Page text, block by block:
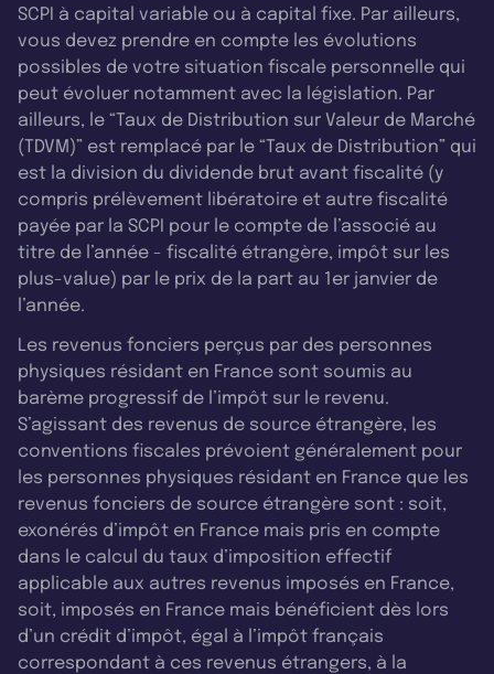
SCPI à capital variable ou à capital fixe. Par ailleurs,
vous devez prendre en compte les évolutions
possibles de votre situation fiscale personnelle qui
peut évoluer notamment avec la législation. Par
ailleurs, le “Taux de Distribution sur Valeur de Marché
(TDVM)” est remplacé par le “Taux de Distribution” qui
est la division du dividende brut avant fiscalité (y
compris prélèvement libératoire et autre fiscalité
payée par la SCPI pour le compte de l’associé au
titre de l’année - fiscalité étrangère, impôt sur les
plus-value) par le prix de la part au 1er janvier de
l’année.
Les revenus fonciers perçus par des personnes
physiques résidant en France sont soumis au
barème progressif de l’impôt sur le revenu.
S’agissant des revenus de source étrangère, les
conventions fiscales prévoient généralement pour
les personnes physiques résidant en France que les
revenus fonciers de source étrangère sont : soit,
exonérés d’impôt en France mais pris en compte
dans le calcul du taux d’imposition effectif
applicable aux autres revenus imposés en France,
soit, imposés en France mais bénéficient dès lors
d’un crédit d’impôt, égal à l’impôt français
correspondant à ces revenus étrangers, à la